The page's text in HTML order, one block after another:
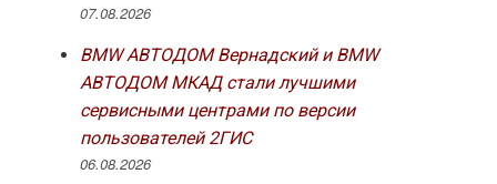
07.08.2026
BMW АВТОДОМ Вернадский и BMW
АВТОДОМ МКАД стали лучшими
сервисными центрами по версии
пользователей 2ГИС
06.08.2026